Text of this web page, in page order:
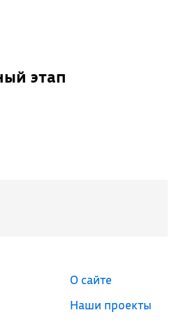
этап
О сайте
Наши проекты